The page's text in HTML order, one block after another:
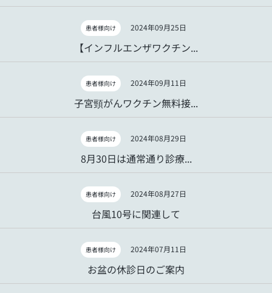
2024年09月25日
患者様向け
【インフルエンザワクチン...
2024年09月11日
患者様向け
子宮頸がんワクチン無料接...
2024年08月29日
患者様向け
8月30日は通常通り診療...
2024年08月27日
患者様向け
台風10号に関連して
2024年07月11日
患者様向け
お盆の休診日のご案内